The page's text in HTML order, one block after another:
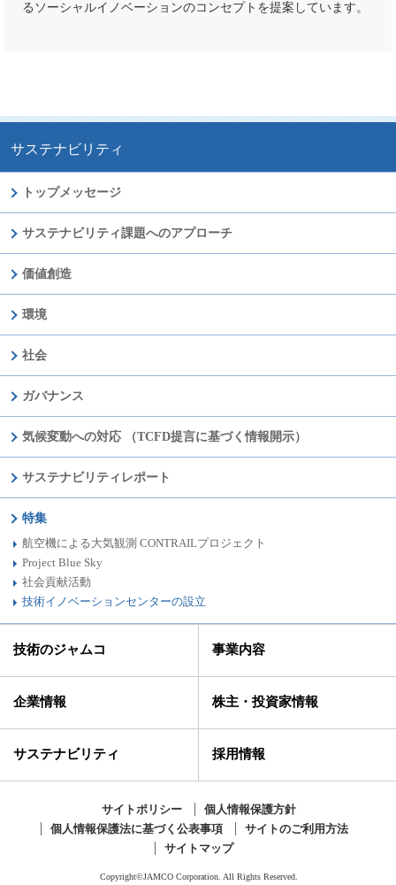
サステナビリティ
トップメッセージ
サステナビリティ課題へのアプローチ
価値創造
環境
社会
ガバナンス
気候変動への対応 （TCFD提言に基づく情報開示）
サステナビリティレポート
特集
航空機による大気観測 CONTRAILプロジェクト
Project Blue Sky
社会貢献活動
技術イノベーションセンターの設立
るソーシャルイノベーションのコンセプトを提案しています。
技術のジャムコ 事業内容
企業情報 株主・投資家情報
サステナビリティ 採用情報
サイトポリシー
個人情報保護方針
個人情報保護法に基づく公表事項
サイトのご利用方法
サイトマップ
Copyright©JAMCO Corporation. All Rights Reserved.